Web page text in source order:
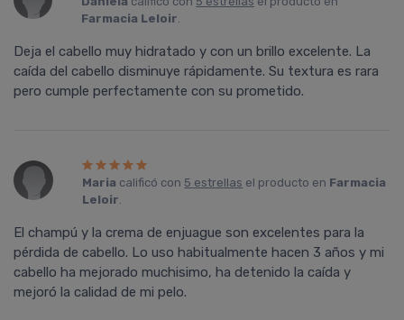
Farmacia Leloir.
Deja el cabello muy hidratado y con un brillo excelente. La
caída del cabello disminuye rápidamente. Su textura es rara
pero cumple perfectamente con su prometido.
Maria calificó con 5 estrellas el producto en Farmacia
Leloir.
El champú y la crema de enjuague son excelentes para la
pérdida de cabello. Lo uso habitualmente hacen 3 años y mi
cabello ha mejorado muchisimo, ha detenido la caída y
mejoró la calidad de mi pelo.